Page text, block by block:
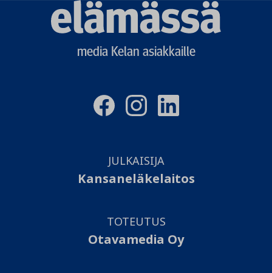
Elämässä
logo
media Kelan asiakkaille
JULKAISIJA
Kansaneläkelaitos
TOTEUTUS
Otavamedia Oy